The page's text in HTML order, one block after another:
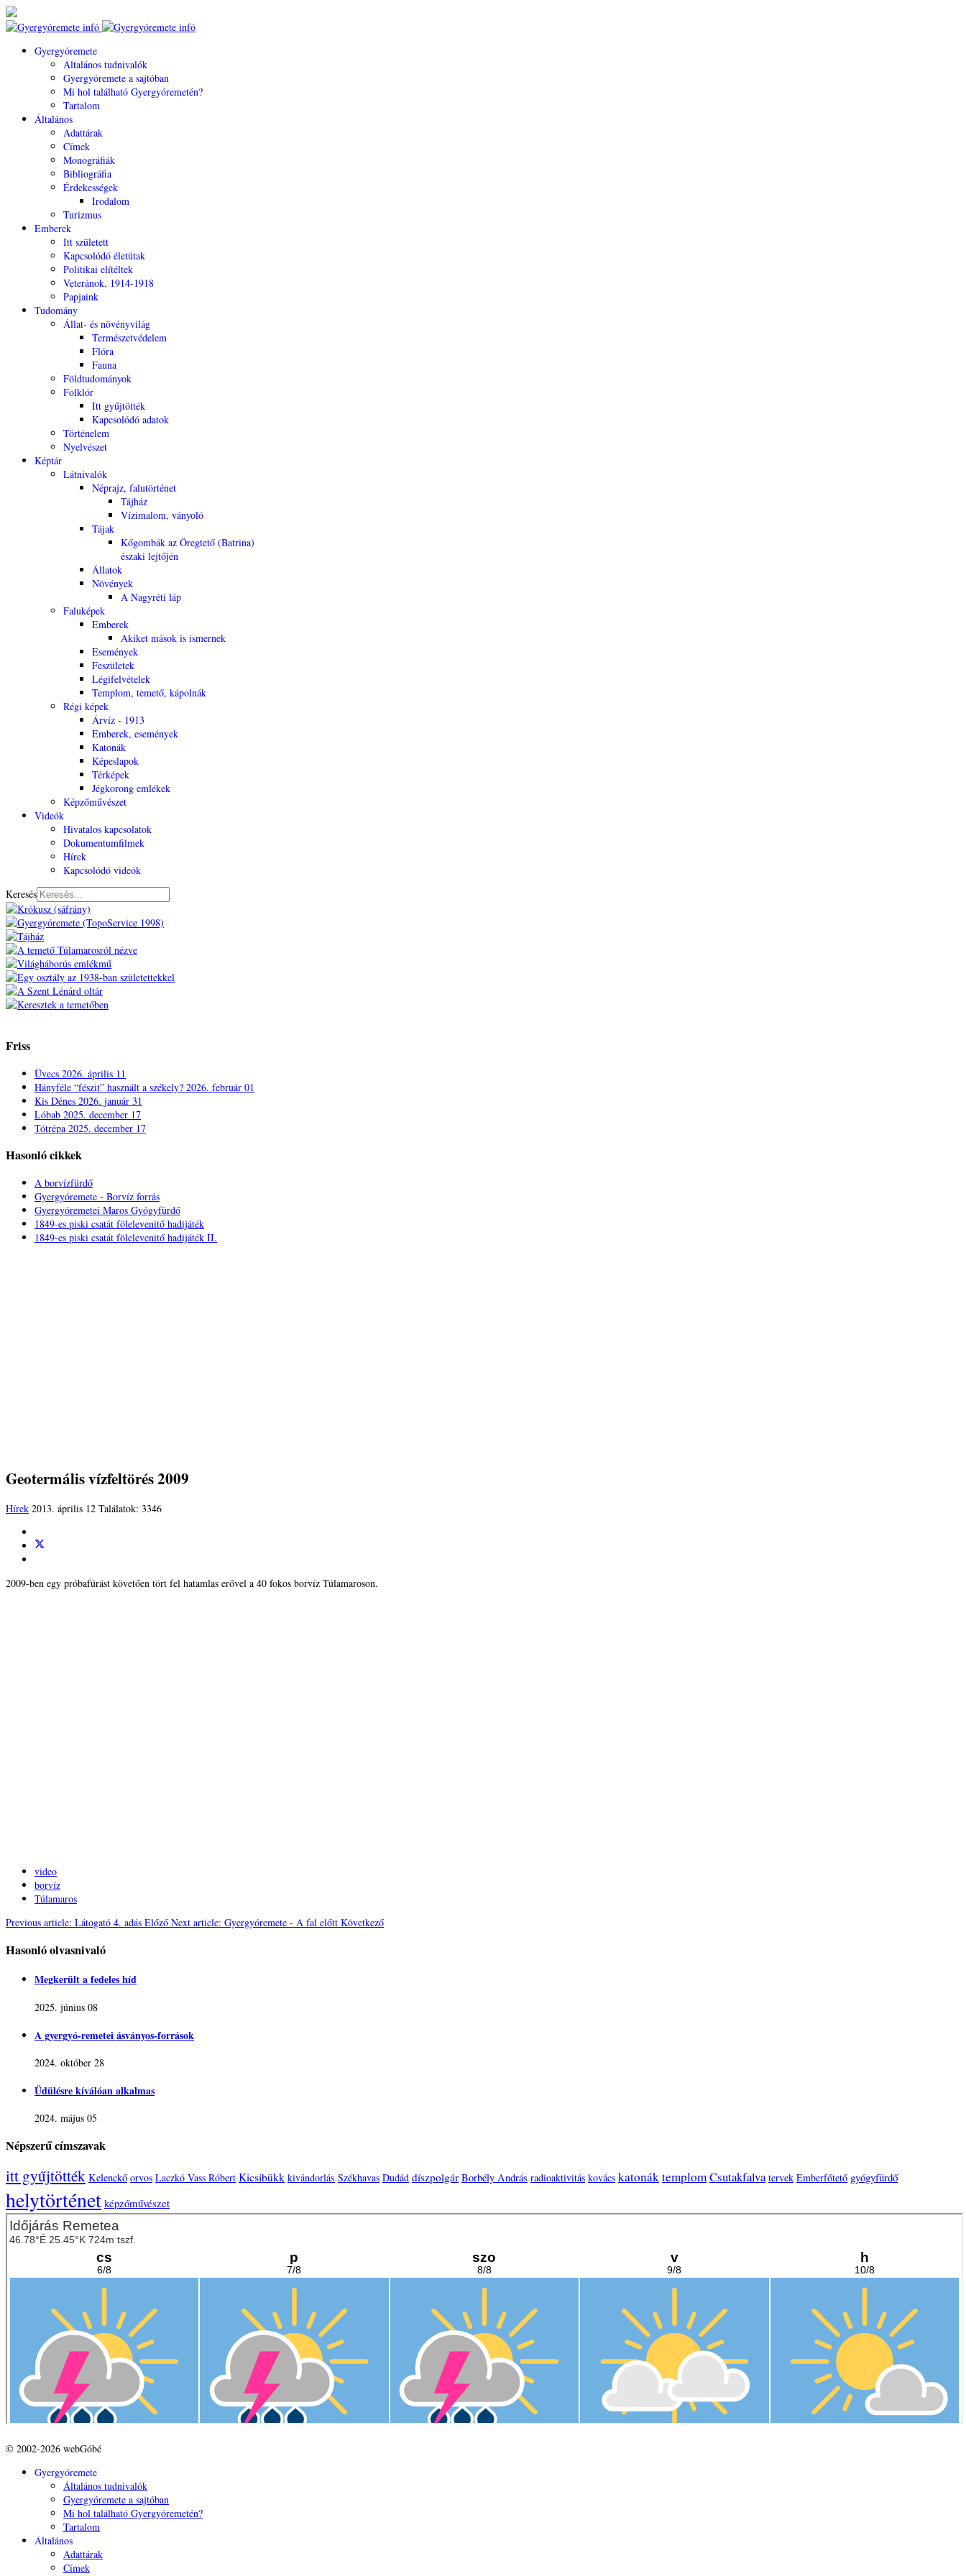
Gyergyóremete
Általános tudnivalók
Gyergyóremete a sajtóban
Mi hol található Gyergyóremetén?
Tartalom
Általános
Adattárak
Címek
Monográfiák
Bibliográfia
Érdekességek
Irodalom
Turizmus
Emberek
Itt született
Kapcsolódó életútak
Politikai elítéltek
Veteránok, 1914-1918
Papjaink
Tudomány
Állat- és növényvilág
Természetvédelem
Flóra
Fauna
Földtudományok
Folklór
Itt gyűjtötték
Kapcsolódó adatok
Történelem
Nyelvészet
Képtár
Látnivalók
Néprajz, falutörténet
Tájház
Vízimalom, ványoló
Tájak
Kőgombák az Öregtető (Batrina)
északi lejtőjén
Állatok
Növények
A Nagyréti láp
Faluképek
Emberek
Akiket mások is ismernek
Események
Feszületek
Légifelvételek
Templom, temető, kápolnák
Régi képek
Árvíz - 1913
Emberek, események
Katonák
Képeslapok
Térképek
Jégkorong emlékek
Képzőművészet
Videók
Hivatalos kapcsolatok
Dokumentumfilmek
Hírek
Kapcsolódó videók
Keresés
Friss
Üvecs 2026. április 11
Hányféle “fészit” használt a székely? 2026. február 01
Kis Dénes 2026. január 31
Lóbab 2025. december 17
Tótrépa 2025. december 17
Hasonló cikkek
A borvízfürdő
Gyergyóremete - Borvíz forrás
Gyergyóremetei Maros Gyógyfürdő
1849-es piski csatát fölelevenitő hadijáték
1849-es piski csatát fölelevenitő hadijáték II.
Geotermális vízfeltörés 2009
Hírek 2013. április 12 Találatok: 3346
2009-ben egy próbafúrást követően tört fel hatamlas erővel a 40 fokos borvíz Túlamaroson.
video
borvíz
Túlamaros
Previous article: Látogató 4. adás Előző Next article: Gyergyóremete - A fal előtt Következő
Hasonló olvasnivaló
Megkerült a fedeles híd
2025. június 08
A gyergyó-remetei ásványos-források
2024. október 28
Üdülésre kíválóan alkalmas
2024. május 05
Népszerű címszavak
itt gyűjtötték Kelenckő orvos Laczkó Vass Róbert Kicsibükk kivándorlás Székhavas Dudád díszpolgár Borbély András radioaktivitás kovács katonáktemplomCsutakfalva tervek Emberfőtető gyógyfürdő
helytörténet képzőművészet
© 2002-2026 webGóbé
Gyergyóremete
Általános tudnivalók
Gyergyóremete a sajtóban
Mi hol található Gyergyóremetén?
Tartalom
Általános
Adattárak
Címek